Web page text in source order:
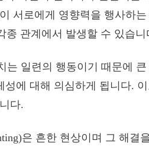
서로에게 영향력을 행사하
종 관계에서 발생할 수 있습니
일련의 행동이기 때문에 큰
에 대해 의심하게 됩니다. 이
다.
은 흔한 현상이며 그 해결